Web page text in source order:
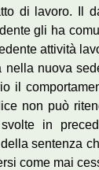
di lavoro. Il
gli ha
attività
nella nuova
il
non può
in
sentenza
come mai